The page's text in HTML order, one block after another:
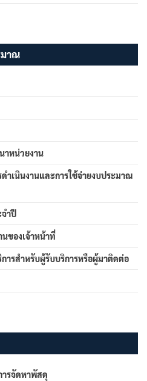
มาณ
หน่วยงาน
ำเนินงานและการใช้จ่ายงบประมาณ
จำปี
ของเจ้าหน้าที่
ารสำหรับผู้รับบริการหรือผู้มาติดต่อ
ารจัดหาพัสดุ